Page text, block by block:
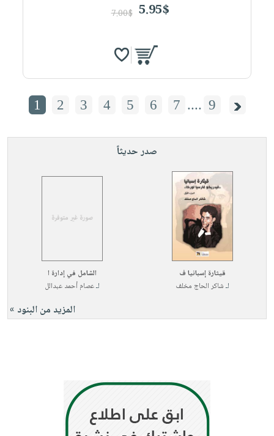
5.95$
7.00$
1 2 3 4 5 6 7 .... 9
صدر حديثاً
قيثارة إسبانيا ف
لـشاكر الحاج مخلف
الشامل في إدارة ا
لـعصام أحمد عبدالل
المزيد من البنود »